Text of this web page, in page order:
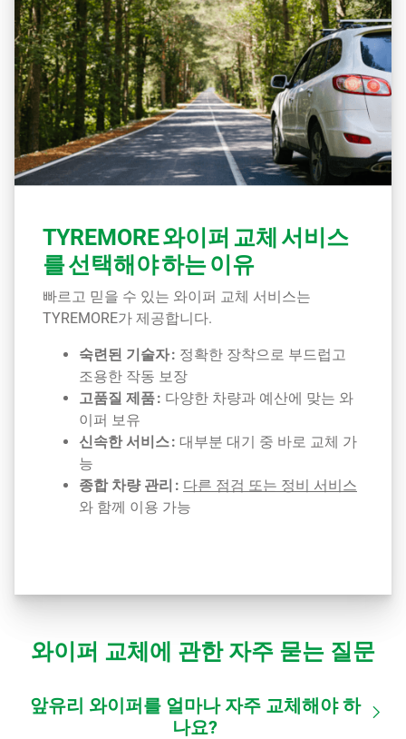
TYREMORE 와이퍼 교체 서비스
를 선택해야 하는 이유
빠르고 믿을 수 있는 와이퍼 교체 서비스는
TYREMORE가 제공합니다.
숙련된 기술자 : 정확한 장착으로 부드럽고
조용한 작동 보장
고품질 제품 : 다양한 차량과 예산에 맞는 와
이퍼 보유
신속한 서비스 : 대부분 대기 중 바로 교체 가
능
종합 차량 관리 : 다른 점검 또는 정비 서비스
와 함께 이용 가능
와이퍼 교체에 관한 자주 묻는 질문
앞유리 와이퍼를 얼마나 자주 교체해야 하
나요?